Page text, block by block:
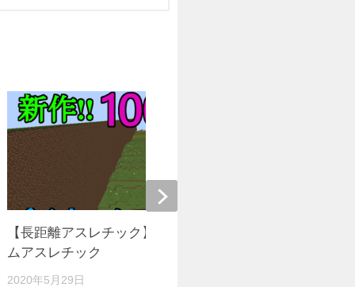
【長距離アスレチック】10000mバイオー
ムアスレチック
2020年5月29日